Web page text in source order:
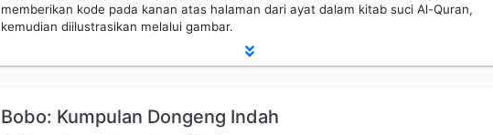
memberikan kode pada kanan atas halaman dari ayat dalam kitab suci Al-Quran,
kemudian diilustrasikan melalui gambar.
Bobo: Kumpulan Dongeng Indah